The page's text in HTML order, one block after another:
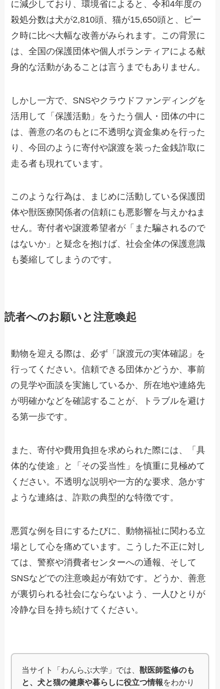
に減少しており、環境省によると、令和4年度の
殺処分数は犬が2,810頭、猫が15,650頭と、ピー
ク時に比べ大幅な改善がみられます。この背景に
は、全国の保護団体や個人ボランティアによる献
身的な活動があることは言うまでもありません。
しかし一方で、SNSやクラウドファンディングを
活用して「保護活動」をうたう個人・団体の中に
は、善意の名のもとに不透明な資金集めを行った
り、今回のように寄付や譲渡を装った金銭詐取に
走る者も現れています。
このような行為は、まじめに活動している保護団
体や獣医療関係者の信頼にも悪影響を与えかねま
せん。寄付者や譲渡希望者が「また騙されるので
はないか」と疑念を抱けば、社会全体の保護意識
も萎縮してしまうのです。
読者へのお願いと注意喚起
動物を迎える際は、必ず「譲渡元の実体確認」を
行ってください。信頼できる団体かどうか、事前
の見学や面談を実施しているか、所在地や連絡先
が明確かなどを確認することが、トラブルを避け
る第一歩です。
また、寄付や費用負担を求められた際には、「具
体的な使途」と「その妥当性」を慎重に見極めて
ください。不透明な説明や一方的な要求、急かす
ような連絡は、詐欺の典型的な特徴です。
悪質な例を目にするたびに、動物福祉に関わる立
場として心を痛めています。こうした不正に対し
ては、警察や消費者センターへの通報、そして
SNSなどでの注意喚起が有効です。どうか、善意
が裏切られる社会にならないよう、一人ひとりが
冷静な目を持ち続けてください。
当サイト「わんらぶ大学」では、獣医師監修のも
と、犬と猫の健康や暮らしに役立つ情報をわかり